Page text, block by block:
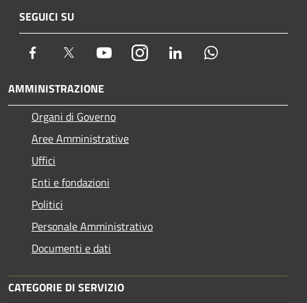
SEGUICI SU
Facebook Twitter YoutubeInstagram LinkedIn
AMMINISTRAZIONE
Organi di Governo
Aree Amministrative
Uffici
Enti e fondazioni
Politici
Personale Amministrativo
Documenti e dati
CATEGORIE DI SERVIZIO